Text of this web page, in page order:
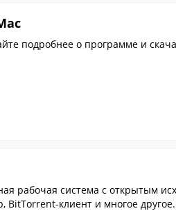
подробнее о программе и
рабочая система с открытым
BitTorrent-клиент и многое другое.